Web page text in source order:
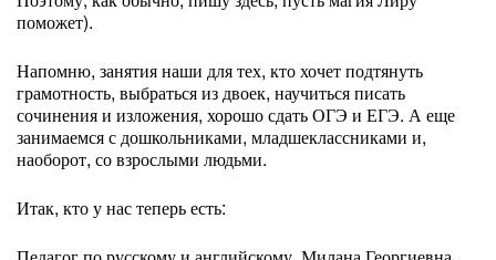
поможет).
Напомню, занятия наши для тех, кто хочет подтянуть
грамотность, выбраться из двоек, научиться писать
сочинения и изложения, хорошо сдать ОГЭ и ЕГЭ. А еще
занимаемся с дошкольниками, младшеклассниками и,
наоборот, со взрослыми людьми.
Итак, кто у нас теперь есть: